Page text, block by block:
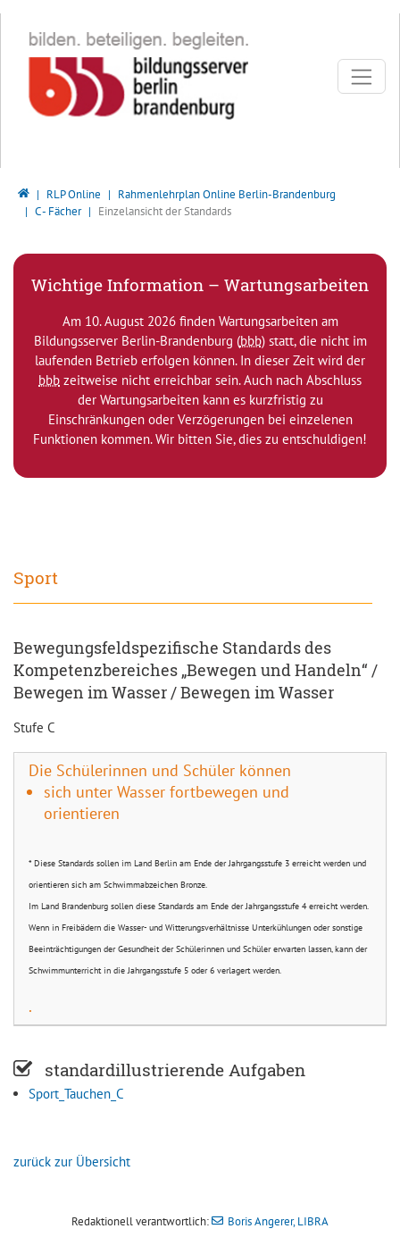
Bildungsserver Berlin - Brandenburg
RLP Online
Rahmenlehrplan Online Berlin-Brandenburg
C - Fächer
Einzelansicht der Standards
Wichtige Information – Wartungsarbeiten
Am 10. August 2026 finden Wartungsarbeiten am
Bildungsserver Berlin-Brandenburg (bbb) statt, die nicht im
laufenden Betrieb erfolgen können. In dieser Zeit wird der
bbb zeitweise nicht erreichbar sein. Auch nach Abschluss
der Wartungsarbeiten kann es kurzfristig zu
Einschränkungen oder Verzögerungen bei einzelenen
Funktionen kommen. Wir bitten Sie, dies zu entschuldigen!
Sport
Bewegungsfeldspezifische Standards des
Kompetenzbereiches „Bewegen und Handeln“ /
Bewegen im Wasser / Bewegen im Wasser
Stufe C
Die Schülerinnen und Schüler können
sich unter Wasser fortbewegen und
orientieren
* Diese Standards sollen im Land Berlin am Ende der Jahrgangsstufe 3 erreicht werden und
orientieren sich am Schwimmabzeichen Bronze.
Im Land Brandenburg sollen diese Standards am Ende der Jahrgangsstufe 4 erreicht werden.
Wenn in Freibädern die Wasser- und Witterungsverhältnisse Unterkühlungen oder sonstige
Beeinträchtigungen der Gesundheit der Schülerinnen und Schüler erwarten lassen, kann der
Schwimmunterricht in die Jahrgangsstufe 5 oder 6 verlagert werden.
.
standardillustrierende Aufgaben
Sport_Tauchen_C
zurück zur Übersicht
Redaktionell verantwortlich: Boris Angerer, LIBRA